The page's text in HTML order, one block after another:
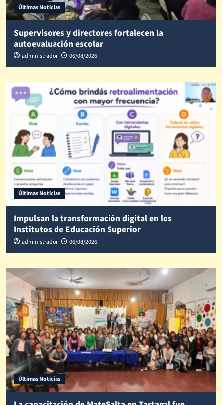
Últimas Noticias
Supervisores y directores fortalecen la
autoevaluación escolar
administrador 06/08/2026
Últimas Noticias
Impulsan la transformación digital en los
Institutos de Educación Superior
administrador 06/08/2026
Últimas Noticias